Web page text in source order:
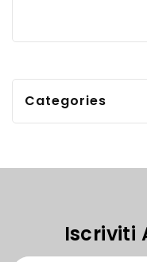
Categories
Iscriviti